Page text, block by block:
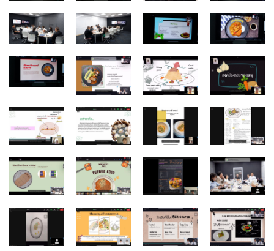
สาขาวิชาคหกรรมศาสตร์
สาขาวิชาอุตสาหกรรมการประกอบอาหาร
สาขาวิชาเทคโนโลยีการประกอบอาหารและการบริการ
สาขาวิชาเทคโนโลยีการแปรรูปอาหาร
สาขาวิชาเทคโนโลยีอาหาร
สาขาวิชาโภชนาการและการประกอบอาหาร
สาขาวิชาโภชนาการและการประกอบอาหารเพื่อการสร้างเสริม
สมรรถภาพและการชะลอวัย
หน้าแรก